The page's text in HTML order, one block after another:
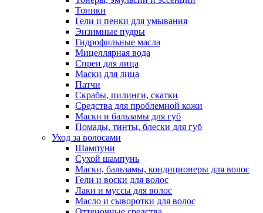
Тоники
Гели и пенки для умывания
Энзимные пудры
Гидрофильные масла
Мицеллярная вода
Спреи для лица
Маски для лица
Патчи
Скрабы, пилинги, скатки
Средства для проблемной кожи
Маски и бальзамы для губ
Помады, тинты, блески для губ
Уход за волосами
Шампуни
Сухой шампунь
Маски, бальзамы, кондиционеры для волос
Гели и воски для волос
Лаки и муссы для волос
Масло и сыворотки для волос